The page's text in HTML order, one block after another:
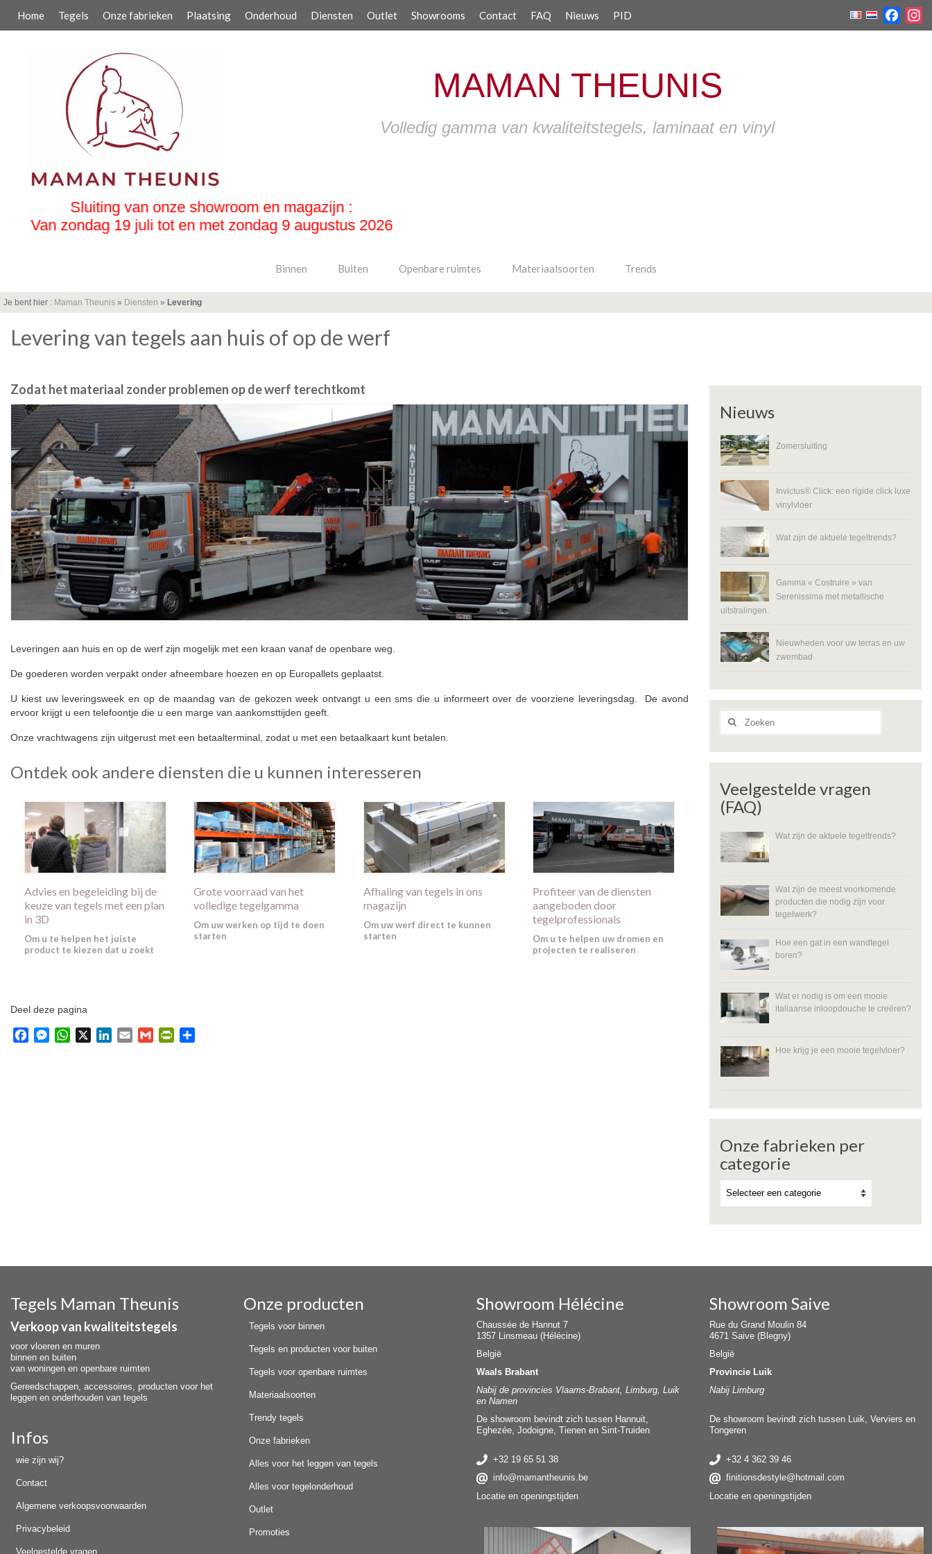
Home Tegels Onze fabrieken Plaatsing Onderhoud Diensten Outlet Showrooms Contact FAQ Nieuws PID
MAMAN THEUNIS
Volledig gamma van kwaliteitstegels, laminaat en vinyl
van onze showroom en magazijn :
juli tot en met zondag 9 augustus 2026
Binnen Buiten Openbare ruimtes Materiaalsoorten Trends
Je bent hier : Maman Theunis » Diensten » Levering
Levering van tegels aan huis of op de werf
Zodat het materiaal zonder problemen op de werf terechtkomt
Leveringen aan huis en op de werf zijn mogelijk met een kraan vanaf de openbare weg.
De goederen worden verpakt onder afneembare hoezen en op Europallets geplaatst.
U kiest uw leveringsweek en op de maandag van de gekozen week ontvangt u een sms die u informeert over de voorziene leveringsdag. De avond
ervoor krijgt u een telefoontje die u een marge van aankomsttijden geeft.
Onze vrachtwagens zijn uitgerust met een betaalterminal, zodat u met een betaalkaart kunt betalen.
Ontdek ook andere diensten die u kunnen interesseren
Advies en begeleiding bij de
keuze van tegels met een plan
in 3D
Om u te helpen het juiste
product te kiezen dat u zoekt
Grote voorraad van het
volledige tegelgamma
Om uw werken op tijd te doen
starten
Afhaling van tegels in ons
magazijn
Om uw werf direct te kunnen
starten
Profiteer van de diensten
aangeboden door
tegelprofessionals
Om u te helpen uw dromen en
projecten te realiseren
Deel deze pagina
FacebookMessenger
WhatsAppLinkedIn
Email Gmail PrintFriendly
Nieuws
Zomersluiting
Invictus® Click: een rigide click luxe
vinylvloer
Wat zijn de aktuele tegeltrends?
Gamma « Costruire » van
Serenissima met metallische
uitstralingen.
Nieuwheden voor uw terras en uw
zwembad
Zoeken
naar:
Veelgestelde vragen
(FAQ)
Wat zijn de aktuele tegeltrends?
Wat zijn de meest voorkomende
producten die nodig zijn voor
tegelwerk?
Hoe een gat in een wandtegel
boren?
Wat er nodig is om een mooie
italiaanse inloopdouche te creëren?
Hoe krijg je een mooie tegelvloer?
Onze fabrieken per
categorie
Tegels Maman Theunis
Verkoop van kwaliteitstegels
voor vloeren en muren
binnen en buiten
van woningen en openbare ruimten
Gereedschappen, accessoires, producten voor het
leggen en onderhouden van tegels
Infos
wie zijn wij?
Contact
Algemene verkoopsvoorwaarden
Privacybeleid
Veelgestelde vragen
Onze producten
Tegels voor binnen
Tegels en producten voor buiten
Tegels voor openbare ruimtes
Materiaalsoorten
Trendy tegels
Onze fabrieken
Alles voor het leggen van tegels
Alles voor tegelonderhoud
Outlet
Promoties
Showroom Hélécine
Chaussée de Hannut 7
1357 Linsmeau (Hélécine)
België
Waals Brabant
Nabij de provincies Vlaams-Brabant, Limburg, Luik
en Namen
De showroom bevindt zich tussen Hannuit,
Eghezée, Jodoigne, Tienen en Sint-Truiden
+32 19 65 51 38
info@mamantheunis.be
Locatie en openingstijden
Showroom Saive
Rue du Grand Moulin 84
4671 Saive (Blegny)
België
Provincie Luik
Nabij Limburg
De showroom bevindt zich tussen Luik, Verviers en
Tongeren
+32 4 362 39 46
finitionsdestyle@hotmail.com
Locatie en openingstijden